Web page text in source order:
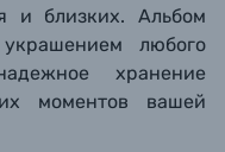
и близких. Альбом
любого
хранение
моментов вашей